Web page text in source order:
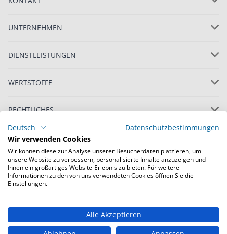
UNTERNEHMEN
DIENSTLEISTUNGEN
WERTSTOFFE
RECHTLICHES
© Copyright 2022 Loacker Recycling GmbH, alle
Deutschland Schweiz
Deutsch
Datenschutzbestimmungen
Wir verwenden Cookies
Wir können diese zur Analyse unserer Besucherdaten platzieren, um
unsere Website zu verbessern, personalisierte Inhalte anzuzeigen und
Ihnen ein großartiges Website-Erlebnis zu bieten. Für weitere
Informationen zu den von uns verwendeten Cookies öffnen Sie die
Einstellungen.
Alle Akzeptieren